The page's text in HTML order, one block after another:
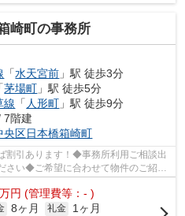
崎町の事務所
「水天宮前 」駅 徒歩3分
「茅場町 」駅 徒歩5分
線 「 人形町 」駅 徒歩9分
7階建
央区日本橋箱崎町
割引あります！◆事務所利用ご相談出
い◆ご希望に合わせて物件のご紹介
万円 (管理費等：- )
8ヶ月 礼金 1ヶ月